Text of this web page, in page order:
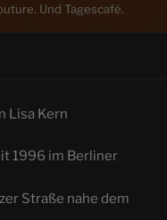
Und Tagescafé.
Lisa Kern
1996 im Berliner
Straße nahe dem